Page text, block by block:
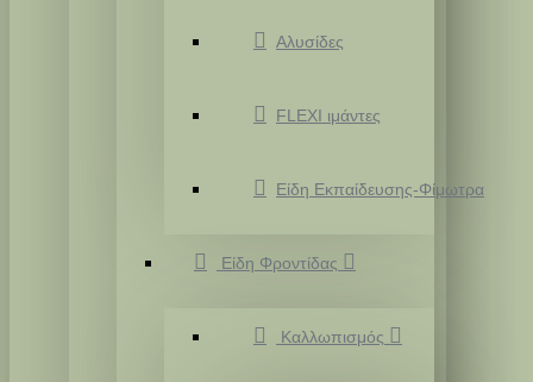
Αλυσίδες
FLEXI ιμάντες
Είδη Εκπαίδευσης-Φίμωτρα
Είδη Φροντίδας
Καλλωπισμός